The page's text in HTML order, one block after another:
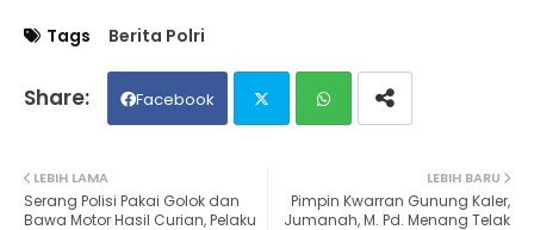
Tags Berita Polri
Facebook
ats
LEBIH BARU
Pimpin Kwarran Gunung Kaler,
Jumanah, M. Pd. Menang Telak
LEBIH LAMA
Serang Polisi Pakai Golok dan
Bawa Motor Hasil Curian, Pelaku